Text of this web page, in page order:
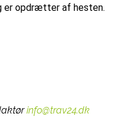
er opdrætter af hesten.
info@trav24.dk